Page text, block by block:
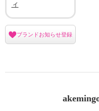
ィ
ブランドお知らせ登録